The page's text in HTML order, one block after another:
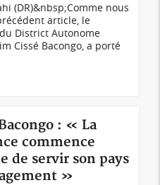
(DR)&nbsp;Comme nous
article, le
District Autonome
Cissé Bacongo, a porté
: « La
commence
de servir son pays
»